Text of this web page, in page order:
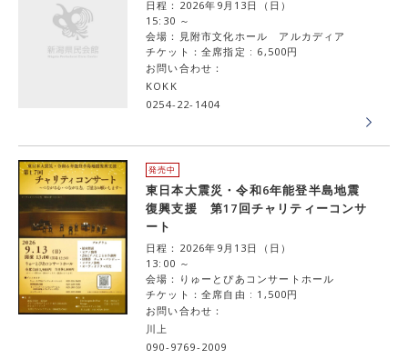
日程：2026年9月13日（日）
15:30 ～
会場：見附市文化ホール アルカディア
チケット：全席指定 : 6,500円
お問い合わせ：
KOKK
0254-22-1404
発売中
東日本大震災・令和6年能登半島地震
復興支援 第17回チャリティーコンサ
ート
日程：2026年9月13日（日）
13:00 ～
会場：りゅーとぴあコンサートホール
チケット：全席自由 : 1,500円
お問い合わせ：
川上
090-9769-2009